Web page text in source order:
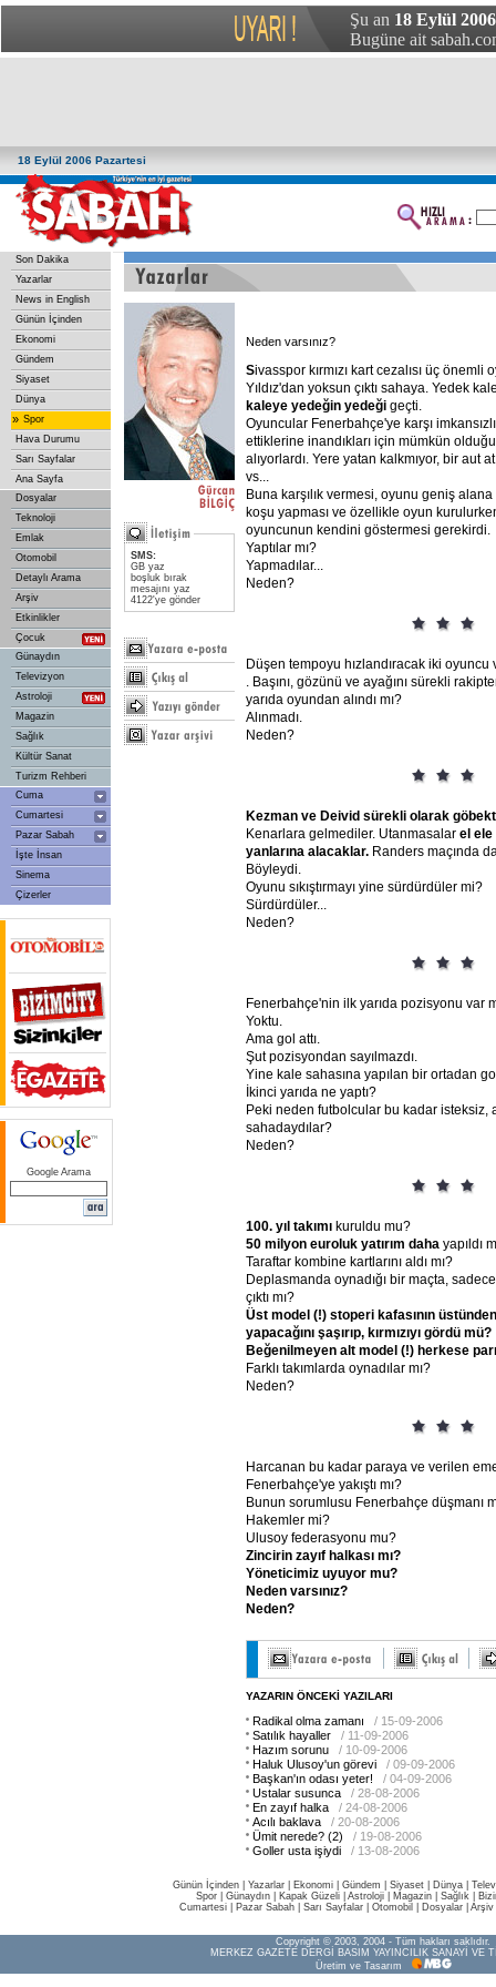
Şu an 18 Eylül
Bugüne ait
18 Eylül 2006 Pazartesi
Son Dakika
Yazarlar
News in English
Günün İçinden
Ekonomi
Gündem
Siyaset
Dünya
» Spor
Hava Durumu
Sarı Sayfalar
Ana Sayfa
Dosyalar
Teknoloji
Emlak
Otomobil
Detaylı Arama
Arşiv
Etkinlikler
Çocuk
Günaydın
Televizyon
Astroloji
Magazin
Sağlık
Kültür Sanat
Turizm Rehberi
Cuma
Cumartesi
Pazar Sabah
İşte İnsan
Sinema
Çizerler
Google Arama
SMS:
GB yaz
boşluk bırak
mesajını yaz
4122'ye gönder
Neden varsınız?
Sivasspor kırmızı kart cezalısı üç
Yıldız'dan yoksun çıktı sahaya. Yedek
kaleye yedeğin yedeği geçti.
Oyuncular Fenerbahçe'ye karşı
ettiklerine inandıkları için mümkün
alıyorlardı. Yere yatan kalkmıyor, bir aut
vs...
Buna karşılık vermesi, oyunu geniş
koşu yapması ve özellikle oyun
oyuncunun kendini göstermesi gerekirdi.
Yaptılar mı?
Yapmadılar...
Neden?
Düşen tempoyu hızlandıracak iki oyuncu
. Başını, gözünü ve ayağını sürekli
yarıda oyundan alındı mı?
Alınmadı.
Neden?
Kezman ve Deivid sürekli olarak
Kenarlara gelmediler. Utanmasalar el ele
yanlarına alacaklar. Randers maçında
Böyleydi.
Oyunu sıkıştırmayı yine sürdürdüler mi?
Sürdürdüler...
Neden?
Fenerbahçe'nin ilk yarıda pozisyonu var
Yoktu.
Ama gol attı.
Şut pozisyondan sayılmazdı.
Yine kale sahasına yapılan bir ortadan
İkinci yarıda ne yaptı?
Peki neden futbolcular bu kadar isteksiz,
sahadaydılar?
Neden?
100. yıl takımı kuruldu mu?
50 milyon euroluk yatırım daha yapıldı
Taraftar kombine kartlarını aldı mı?
Deplasmanda oynadığı bir maçta,
çıktı mı?
Üst model (!) stoperi kafasının üstünden
yapacağını şaşırıp, kırmızıyı gördü mü?
Beğenilmeyen alt model (!) herkese
Farklı takımlarda oynadılar mı?
Neden?
Harcanan bu kadar paraya ve verilen
Fenerbahçe'ye yakıştı mı?
Bunun sorumlusu Fenerbahçe düşmanı
Hakemler mi?
Ulusoy federasyonu mu?
Zincirin zayıf halkası mı?
Yöneticimiz uyuyor mu?
Neden varsınız?
Neden?
YAZARIN ÖNCEKİ YAZILARI
Radikal olma zamanı
/ 15-09-2006
Satılık hayaller
/ 11-09-2006
Hazım sorunu
/ 10-09-2006
Haluk Ulusoy'un görevi
/ 09-09-2006
Başkan'ın odası yeter!
/ 04-09-2006
Ustalar susunca
/ 28-08-2006
En zayıf halka
/ 24-08-2006
Acılı baklava
/ 20-08-2006
Ümit nerede? (2)
/ 19-08-2006
Goller usta işiydi
/ 13-08-2006
Günün İçinden Yazarlar Ekonomi Gündem Siyaset Dünya |
Spor
Günaydın Kapak Güzeli Astroloji Magazin Sağlık
Cumartesi
Pazar Sabah Sarı Sayfalar Otomobil Dosyalar Arşiv
Copyright © 2003, 2004 - Tüm hakları saklıdır.
MERKEZ GAZETE DERGİ BASIM YAYINCILIK SANAYİ VE
Üretim ve Tasarım